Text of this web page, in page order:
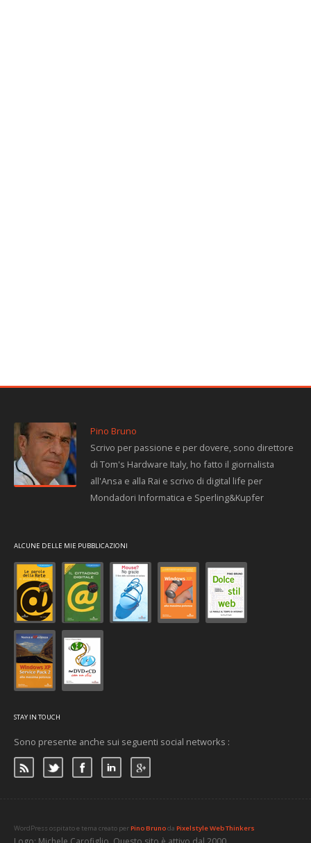
Pino Bruno
Scrivo per passione e per dovere, sono direttore
di Tom's Hardware Italy, ho fatto il giornalista
all'Ansa e alla Rai e scrivo di digital life per
Mondadori Informatica e Sperling&Kupfer
ALCUNE DELLE MIE PUBBLICAZIONI
STAY IN TOUCH
Sono presente anche sui seguenti social networks :
WordPress ospitato e tema creato perPino Brunoda Pixelstyle Web Thinkers